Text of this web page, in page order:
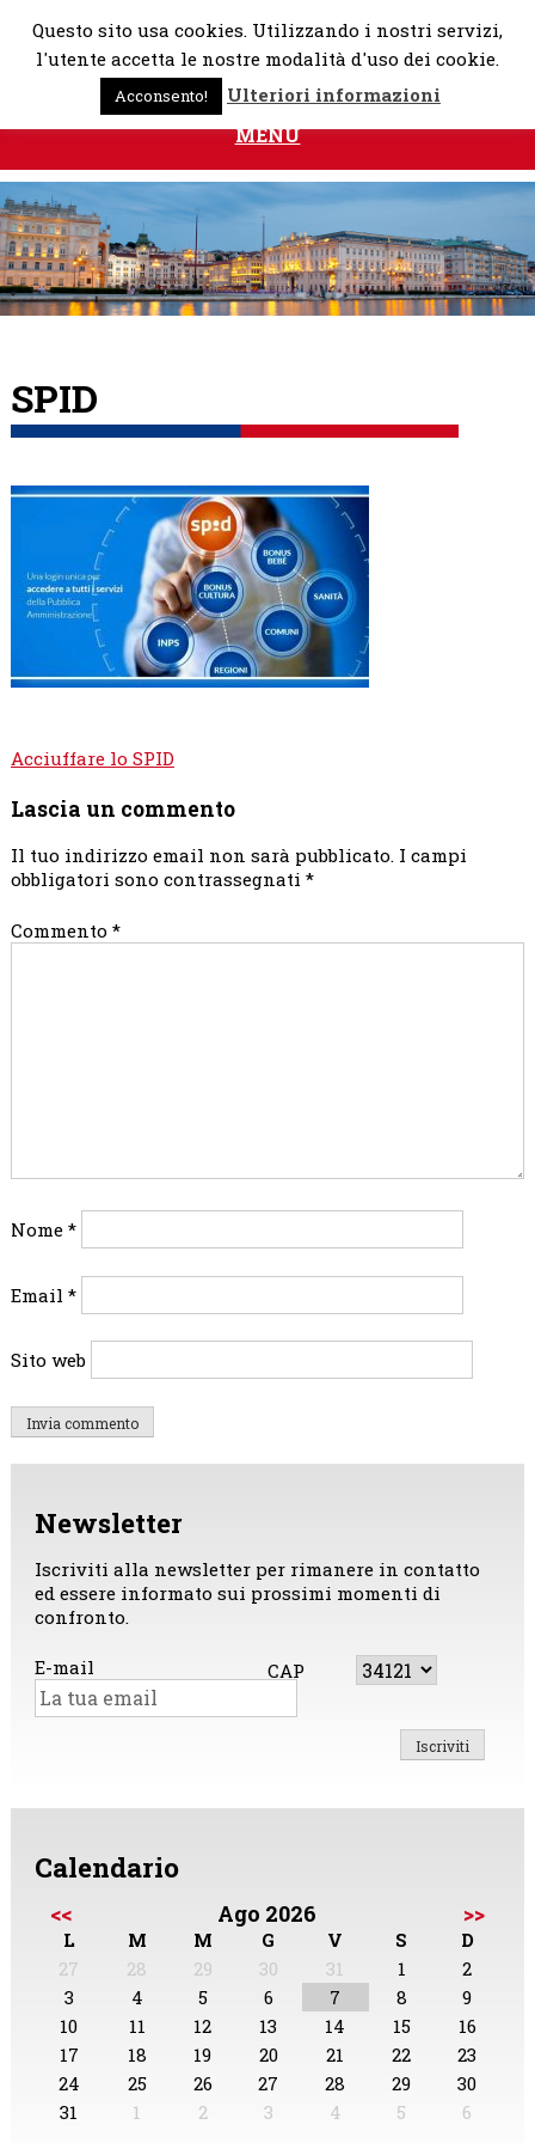
Skip
MENU
SPID
Navigazione
Acciuffare lo SPID
Lascia un commento
Il tuo indirizzo email non sarà pubblicato. I campi
obbligatori sono contrassegnati *
Commento *
Nome *
Email *
Sito web
Newsletter
Iscriviti alla newsletter per rimanere in contatto
ed essere informato sui prossimi momenti di
confronto.
E-mail CAP
Calendario
<< Ago 2026 >>
L M M G V S
D
27
28 29 30 31 1
2
3
4 5 6 7 8
9
10
11 12 13 14 15
16
17
18 19 20 21 22
23
24
25 26 27 28 29
30
31
1 2 3 4 5 6
Questo sito usa cookies. Utilizzando i nostri servizi,
l'utente accetta le nostre modalità d'uso dei cookie.
Acconsento! Ulteriori informazioni